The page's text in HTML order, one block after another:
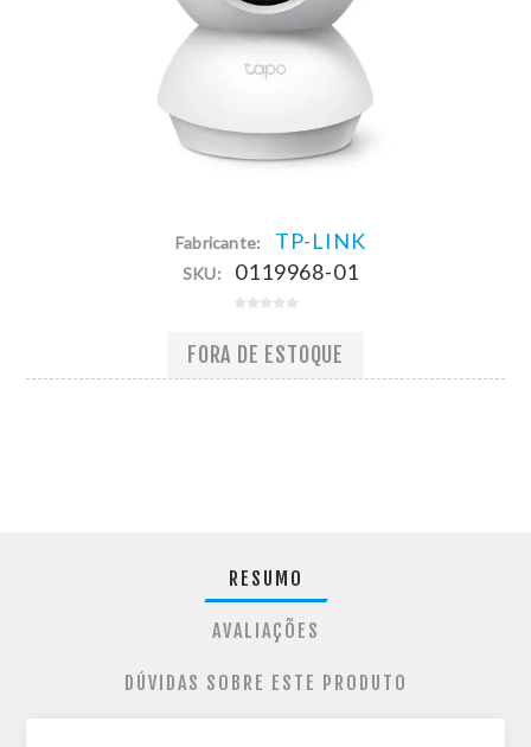
Fabricante: TP-LINK
SKU: 0119968-01
FORA DE ESTOQUE
RESUMO
AVALIAÇÕES
DÚVIDAS SOBRE ESTE PRODUTO